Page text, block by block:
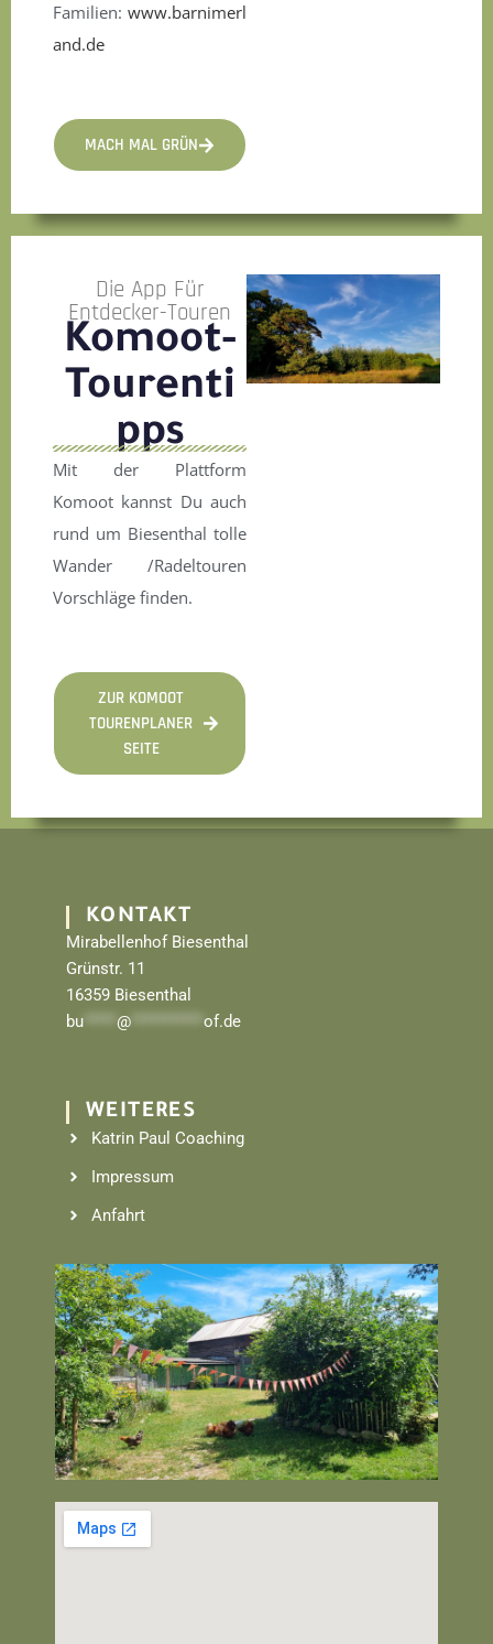
Familien: www.barnimerl
and.de
MACH MAL GRÜN
Die App Für
Entdecker-Touren
Komoot-
Tourenti
pps
Mit der Plattform
Komoot kannst Du auch
rund um Biesenthal tolle
Wander /Radeltouren
Vorschläge finden.
ZUR KOMOOT
TOURENPLANER
SEITE
KONTAKT
Mirabellenhof Biesenthal
Grünstr. 11
16359 Biesenthal
bu
@ of.de
WEITERES
Katrin Paul Coaching
Impressum
Anfahrt